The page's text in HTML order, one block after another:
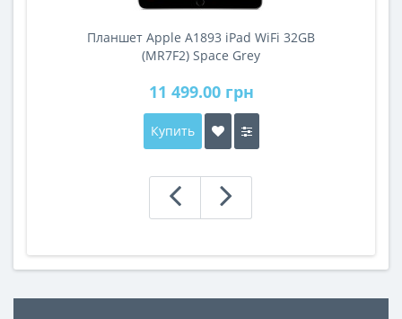
Планшет Apple A1893 iPad WiFi 32GB
(MR7F2) Space Grey
11 499.00 грн
Купить